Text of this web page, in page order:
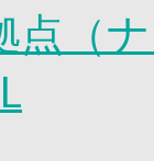
点（